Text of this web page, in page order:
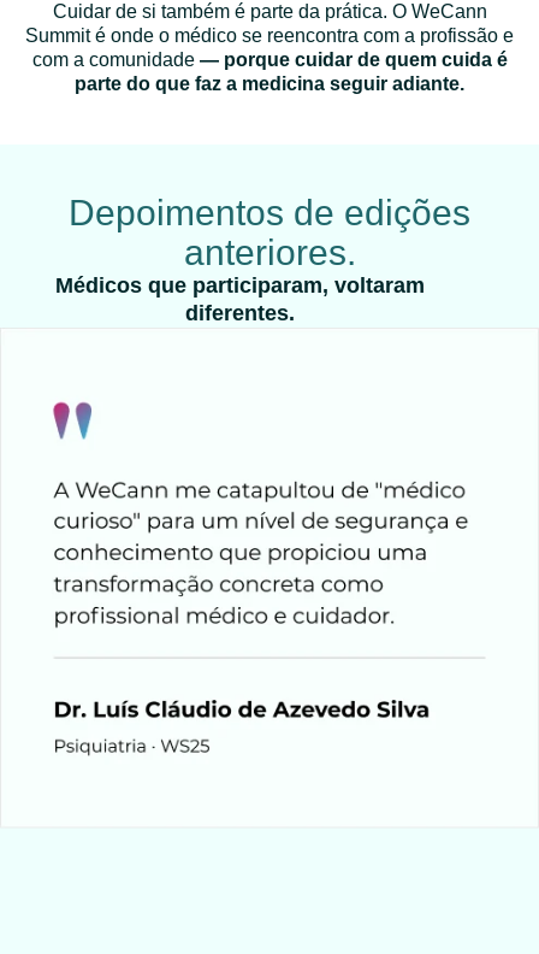
Cuidar de si também é parte da prática. O WeCann
Summit é onde o médico se reencontra com a profissão e
com a comunidade — porque cuidar de quem cuida é
parte do que faz a medicina seguir adiante.
Depoimentos de edições
anteriores.
Médicos que participaram, voltaram
diferentes.